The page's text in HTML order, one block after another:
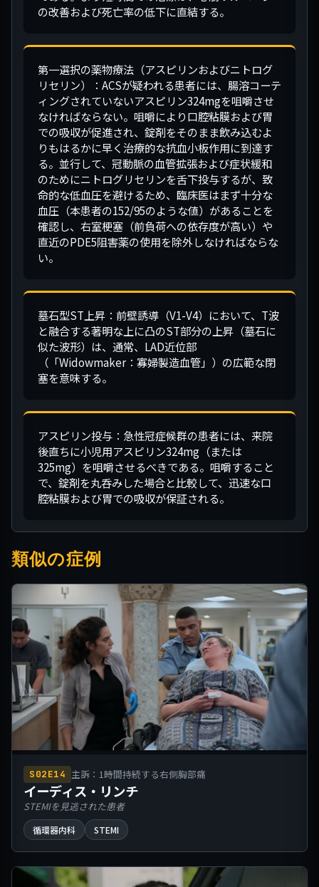
の改善および死亡率の低下に直結する。
第一選択の薬物療法（アスピリンおよびニトログ
リセリン）：ACSが疑われる患者には、腸溶コーテ
ィングされていないアスピリン324mgを咀嚼させ
なければならない。咀嚼により口腔粘膜および胃
での吸収が促進され、錠剤をそのまま飲み込むよ
りもはるかに早く治療的な抗血小板作用に到達す
る。並行して、冠動脈の血管拡張および症状緩和
のためにニトログリセリンを舌下投与するが、致
命的な低血圧を避けるため、臨床医はまず十分な
血圧（本患者の152/95のような値）があることを
確認し、右室梗塞（前負荷への依存度が高い）や
直近のPDE5阻害薬の使用を除外しなければならな
い。
墓石型ST上昇：前壁誘導（V1-V4）において、T波
と融合する著明な上に凸のST部分の上昇（墓石に
似た波形）は、通常、LAD近位部
（「Widowmaker：寡婦製造血管」）の広範な閉
塞を意味する。
アスピリン投与：急性冠症候群の患者には、来院
後直ちに小児用アスピリン324mg（または
325mg）を咀嚼させるべきである。咀嚼すること
で、錠剤を丸呑みした場合と比較して、迅速な口
腔粘膜および胃での吸収が保証される。
類似の症例
S02E14 主訴：1時間持続する右側胸部痛
イーディス・リンチ
STEMIを見逃された患者
循環器内科 STEMI